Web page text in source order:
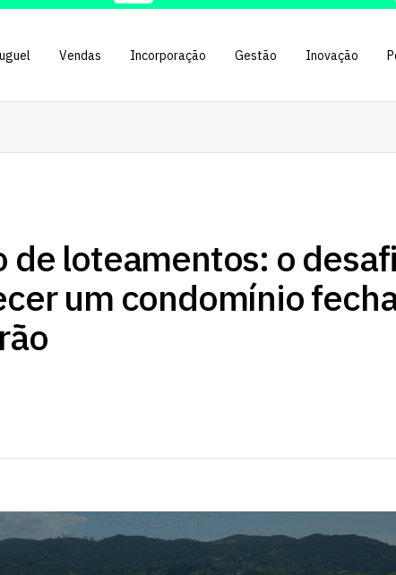
Vendas Incorporação Gestão Inovação
de loteamentos: o
um condomínio